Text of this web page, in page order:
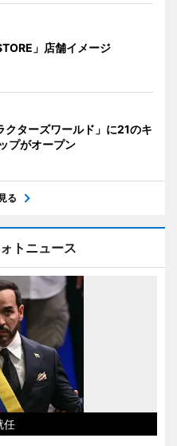
」店舗イメージ
クターズワールド」に21のキ
プがオープン
る
トニュース
任